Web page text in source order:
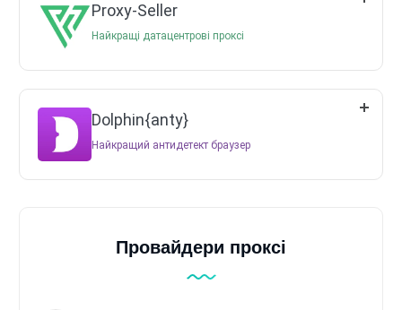
Proxy-Seller
Найкращі датацентрові проксі
Dolphin{anty}
Найкращий антидетект браузер
Провайдери проксі